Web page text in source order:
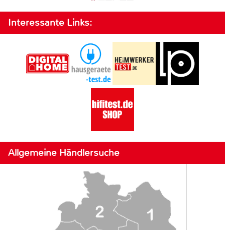
Interessante Links:
Allgemeine Händlersuche